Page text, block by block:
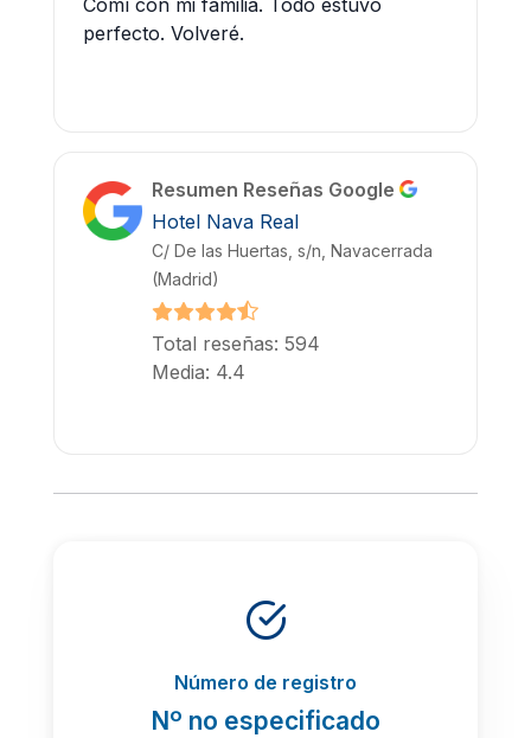
Comí con mi familia. Todo estuvo
perfecto. Volveré.
Resumen Reseñas Google
Hotel Nava Real
C/ De las Huertas, s/n, Navacerrada
(Madrid)
Total reseñas: 594
Media: 4.4
Número de registro
Nº no especificado